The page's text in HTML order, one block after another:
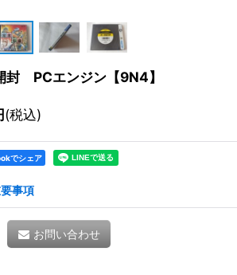
PCエンジン【9N4】
(税込)
でシェア
事項
お問い合わせ